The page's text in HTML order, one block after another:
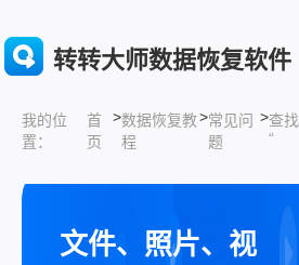
转转大师数据恢复软件
我的位
置：
首
页
>数据恢复教
程
>常见问
题
>查找
“
文件、照片、视